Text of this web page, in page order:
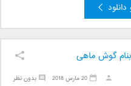
گوش ماهی
بدون نظر 20 مارس 2018